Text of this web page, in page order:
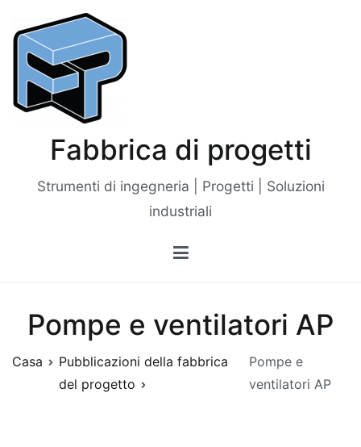
contenuto
Fabbrica di progetti
Strumenti di ingegneria | Progetti | Soluzioni
industriali
Pompe e ventilatori AP
Casa
Pubblicazioni della fabbrica
del progetto
Pompe e
ventilatori AP